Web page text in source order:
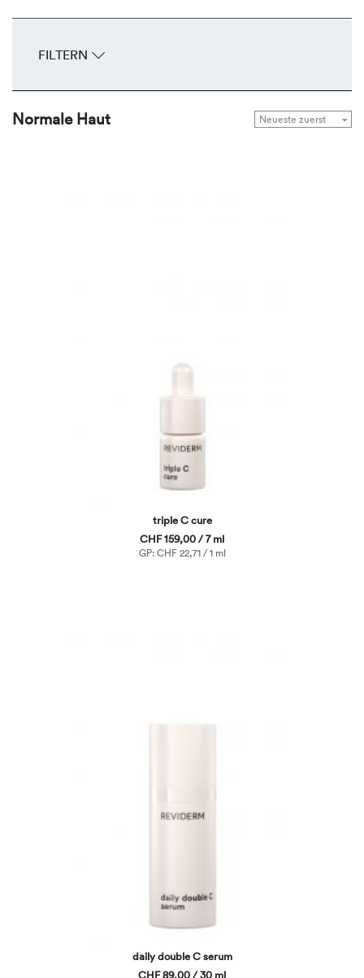
feine Poren. Das gesamte Erscheinungsbild wirkt
REVIDERM Seren, Fluids, Cremes und Masken zur
FILTERN
Normale Haut
triple C cure
CHF 159,00 / 7 ml
GP: CHF 22,71 / 1 ml
daily double C serum
CHF 89,00 / 30 ml